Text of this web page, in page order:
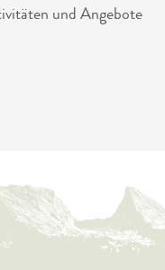
und Angebote